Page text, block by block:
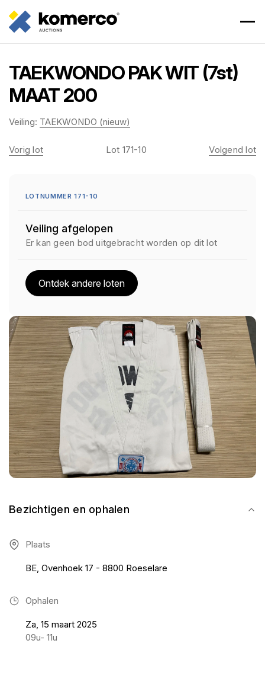
TAEKWONDO PAK WIT (7st)
MAAT 200
Veiling: TAEKWONDO (nieuw)
Bezichtigen en ophalen
Plaats
BE, Ovenhoek 17 - 8800 Roeselare
Ophalen
Za, 15 maart 2025
09u- 11u
Vorig lot Lot 171-10 Volgend lot
LOTNUMMER 171-10
Veiling afgelopen
Er kan geen bod uitgebracht worden op dit lot
Ontdek andere loten